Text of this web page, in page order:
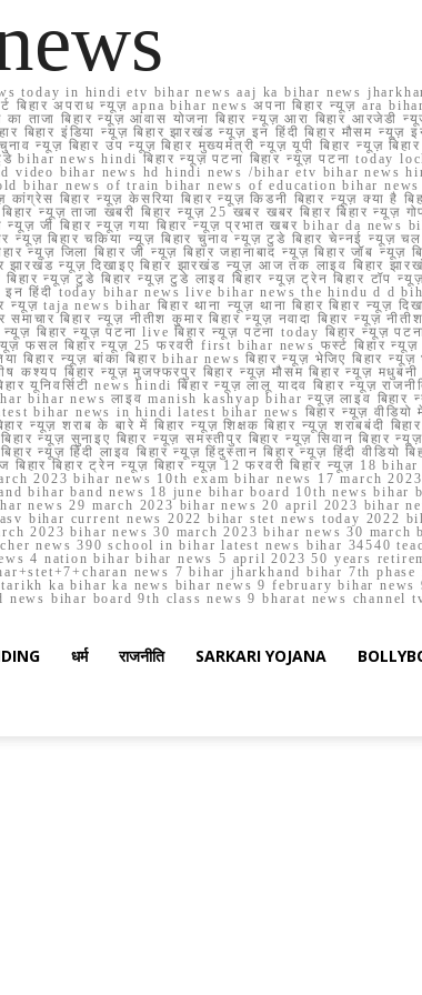
in hindi etv bihar news aaj ka bihar news
बिहार अपराध न्यूज़ apna bihar news अपना बिहार न्यूज़ ara
बिहार न्यूज़ आवास योजना बिहार न्यूज़ आरा बिहार आरजेडी
इंडिया न्यूज़ बिहार झारखंड न्यूज़ इन हिंदी बिहार मौसम न्यूज़
न्यूज़ बिहार उप न्यूज़ बिहार मुख्यमंत्री न्यूज़ यूपी बिहार न्यूज़ बिहार
bihar news hindi बिहार न्यूज़ पटना बिहार न्यूज़ पटना today
hd video bihar news hd hindi news /bihar etv bihar
bihar news of train bihar news of education bihar
बिहार न्यूज़ केसरिया बिहार न्यूज़ किडनी बिहार न्यूज़ क्या है
न्यूज़ ताजा खबरी बिहार न्यूज़ 25 खबर खबर बिहार बिहार न्यूज़
न्यूज़ जी बिहार न्यूज़ गया बिहार न्यूज़ प्रभात खबर bihar da
न्यूज़ बिहार चकिया न्यूज़ बिहार चुनाव न्यूज़ टुडे बिहार चेन्नई न्यूज़
जिला बिहार जी न्यूज़ बिहार जहानाबाद न्यूज़ बिहार जॉब न्यूज़
झारखंड न्यूज़ दिखाइए बिहार झारखंड न्यूज़ आज तक लाइव बिहार
न्यूज़ टुडे बिहार न्यूज़ टुडे लाइव बिहार न्यूज़ ट्रेन बिहार टॉप न्यूज़
हिंदी today bihar news live bihar news the hindu d d
taja news bihar बिहार थाना न्यूज़ थाना बिहार बिहार न्यूज़
बिहार न्यूज़ नीतीश कुमार बिहार न्यूज़ नवादा बिहार न्यूज़
बिहार न्यूज़ पटना live बिहार न्यूज़ पटना today बिहार न्यूज़
फसल बिहार न्यूज़ 25 फरवरी first bihar news फर्स्ट बिहार न्यूज़
बिहार न्यूज़ बांका बिहार bihar news बिहार न्यूज़ भेजिए बिहार
कश्यप बिहार न्यूज़ मुजफ्फरपुर बिहार न्यूज़ मौसम बिहार न्यूज़ मधुबनी
यूनिवर्सिटी news hindi बिहार न्यूज़ लालू यादव बिहार न्यूज़
bihar news लाइव manish kashyap bihar न्यूज़ लाइव बिहार
bihar news in hindi latest bihar news बिहार न्यूज़ वीडियो
न्यूज़ शराब के बारे में बिहार न्यूज़ शिक्षक बिहार न्यूज़ शराबबंदी
न्यूज़ सुनाइए बिहार न्यूज़ समस्तीपुर बिहार न्यूज़ सिवान बिहार न्यूज़
हिंदी लाइव बिहार न्यूज़ हिंदुस्तान बिहार न्यूज़ हिंदी वीडियो
न्यूज बिहार बिहार ट्रेन न्यूज़ बिहार न्यूज़ 12 फरवरी बिहार न्यूज़ 18
2023 bihar news 10th exam bihar news 17 march
bihar band news 18 june bihar board 10th news bihar
news 29 march 2023 bihar news 20 april 2023 bihar
bihar current news 2022 bihar stet news today 2022
2023 bihar news 30 march 2023 bihar news 30
news 390 school in bihar latest news bihar 34540
4 nation bihar bihar news 5 april 2023 50 years
news 7 bihar jharkhand bihar 7th phase
ka bihar ka news bihar news 9 february bihar news
bihar board 9th class news 9 bharat news channel
धर्म राजनीति SARKARI YOJANA